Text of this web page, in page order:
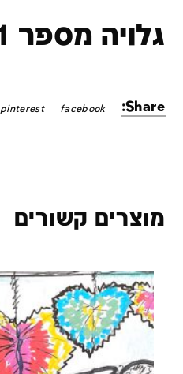
גלויה מספר 661
Share:
facebook
pinterest
מוצרים קשורים